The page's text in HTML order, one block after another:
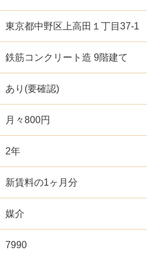
東京都中野区上高田１丁目37-1
鉄筋コンクリート造 9階建て
あり(要確認)
月々800円
2年
新賃料の1ヶ月分
媒介
7990